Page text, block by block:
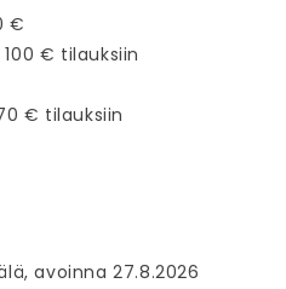
€
€ tilauksiin
€ tilauksiin
avoinna 27.8.2026